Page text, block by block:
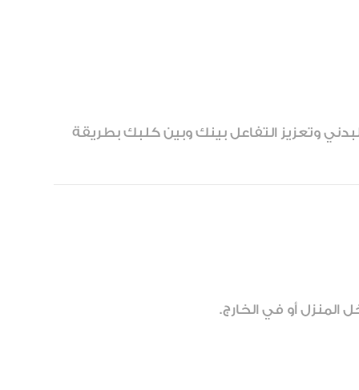
وتعزيز التفاعل بينك وبين كلبك بطريقة
المنزل أو في الخارج.